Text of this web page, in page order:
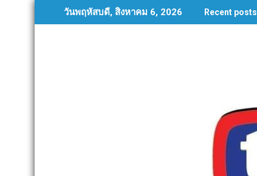
to
วันพฤหัสบดี, สิงหาคม 6, 2026 Recent posts